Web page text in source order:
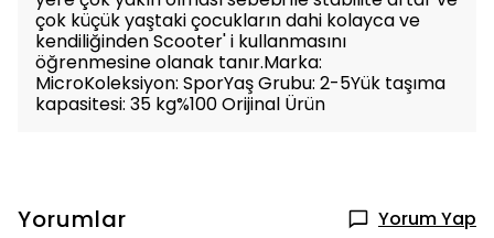
çok küçük yaştaki çocukların dahi kolayca ve
kendiliğinden Scooter' i kullanmasını
öğrenmesine olanak tanır.Marka:
MicroKoleksiyon: SporYaş Grubu: 2-5Yük taşıma
kapasitesi: 35 kg%100 Orijinal Ürün
Yorumlar Yorum Yap